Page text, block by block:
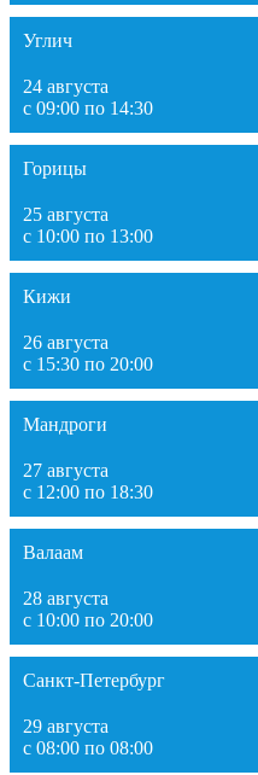
Углич
24 августа
с 09:00 по 14:30
Горицы
25 августа
с 10:00 по 13:00
Кижи
26 августа
с 15:30 по 20:00
Мандроги
27 августа
с 12:00 по 18:30
Валаам
28 августа
с 10:00 по 20:00
Санкт-Петербург
29 августа
с 08:00 по 08:00